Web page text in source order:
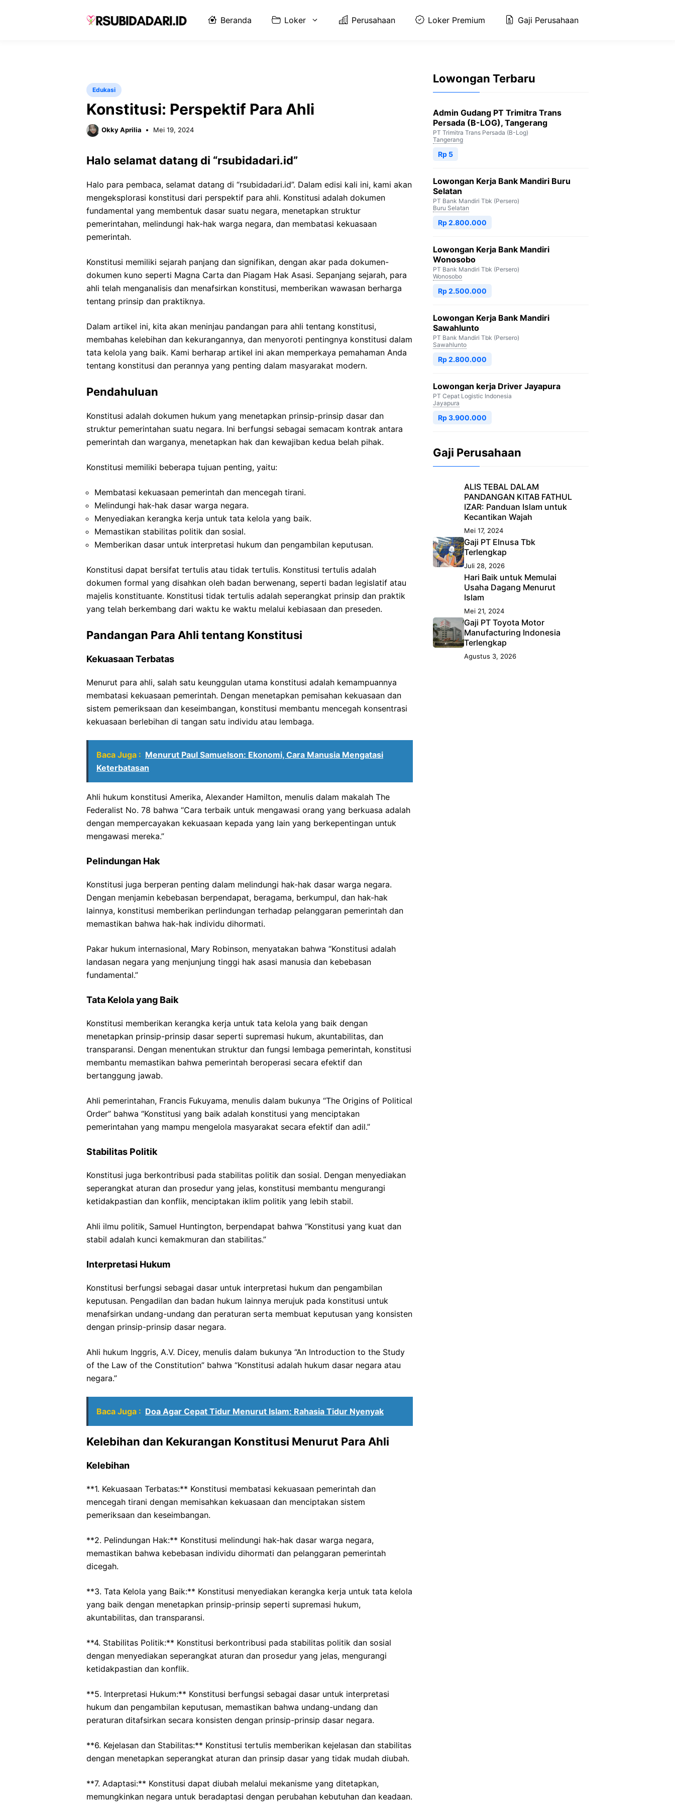
Beranda Loker Perusahaan Loker Premium Gaji Perusahaan
Edukasi
Konstitusi: Perspektif Para Ahli
Okky Aprilia Mei 19, 2024
Halo selamat datang di “rsubidadari.id”
Halo para pembaca, selamat datang di “rsubidadari.id”. Dalam edisi kali ini, kami akan
mengeksplorasi konstitusi dari perspektif para ahli. Konstitusi adalah dokumen
fundamental yang membentuk dasar suatu negara, menetapkan struktur
pemerintahan, melindungi hak-hak warga negara, dan membatasi kekuasaan
pemerintah.
Konstitusi memiliki sejarah panjang dan signifikan, dengan akar pada dokumen-
dokumen kuno seperti Magna Carta dan Piagam Hak Asasi. Sepanjang sejarah, para
ahli telah menganalisis dan menafsirkan konstitusi, memberikan wawasan berharga
tentang prinsip dan praktiknya.
Dalam artikel ini, kita akan meninjau pandangan para ahli tentang konstitusi,
membahas kelebihan dan kekurangannya, dan menyoroti pentingnya konstitusi dalam
tata kelola yang baik. Kami berharap artikel ini akan memperkaya pemahaman Anda
tentang konstitusi dan perannya yang penting dalam masyarakat modern.
Pendahuluan
Konstitusi adalah dokumen hukum yang menetapkan prinsip-prinsip dasar dan
struktur pemerintahan suatu negara. Ini berfungsi sebagai semacam kontrak antara
pemerintah dan warganya, menetapkan hak dan kewajiban kedua belah pihak.
Konstitusi memiliki beberapa tujuan penting, yaitu:
Membatasi kekuasaan pemerintah dan mencegah tirani.
Melindungi hak-hak dasar warga negara.
Menyediakan kerangka kerja untuk tata kelola yang baik.
Memastikan stabilitas politik dan sosial.
Memberikan dasar untuk interpretasi hukum dan pengambilan keputusan.
Konstitusi dapat bersifat tertulis atau tidak tertulis. Konstitusi tertulis adalah
dokumen formal yang disahkan oleh badan berwenang, seperti badan legislatif atau
majelis konstituante. Konstitusi tidak tertulis adalah seperangkat prinsip dan praktik
yang telah berkembang dari waktu ke waktu melalui kebiasaan dan preseden.
Pandangan Para Ahli tentang Konstitusi
Kekuasaan Terbatas
Menurut para ahli, salah satu keunggulan utama konstitusi adalah kemampuannya
membatasi kekuasaan pemerintah. Dengan menetapkan pemisahan kekuasaan dan
sistem pemeriksaan dan keseimbangan, konstitusi membantu mencegah konsentrasi
kekuasaan berlebihan di tangan satu individu atau lembaga.
Baca Juga : Menurut Paul Samuelson: Ekonomi, Cara Manusia Mengatasi
Keterbatasan
Ahli hukum konstitusi Amerika, Alexander Hamilton, menulis dalam makalah The
Federalist No. 78 bahwa “Cara terbaik untuk mengawasi orang yang berkuasa adalah
dengan mempercayakan kekuasaan kepada yang lain yang berkepentingan untuk
mengawasi mereka.”
Pelindungan Hak
Konstitusi juga berperan penting dalam melindungi hak-hak dasar warga negara.
Dengan menjamin kebebasan berpendapat, beragama, berkumpul, dan hak-hak
lainnya, konstitusi memberikan perlindungan terhadap pelanggaran pemerintah dan
memastikan bahwa hak-hak individu dihormati.
Pakar hukum internasional, Mary Robinson, menyatakan bahwa “Konstitusi adalah
landasan negara yang menjunjung tinggi hak asasi manusia dan kebebasan
fundamental.”
Tata Kelola yang Baik
Konstitusi memberikan kerangka kerja untuk tata kelola yang baik dengan
menetapkan prinsip-prinsip dasar seperti supremasi hukum, akuntabilitas, dan
transparansi. Dengan menentukan struktur dan fungsi lembaga pemerintah, konstitusi
membantu memastikan bahwa pemerintah beroperasi secara efektif dan
bertanggung jawab.
Ahli pemerintahan, Francis Fukuyama, menulis dalam bukunya “The Origins of Political
Order” bahwa “Konstitusi yang baik adalah konstitusi yang menciptakan
pemerintahan yang mampu mengelola masyarakat secara efektif dan adil.”
Stabilitas Politik
Konstitusi juga berkontribusi pada stabilitas politik dan sosial. Dengan menyediakan
seperangkat aturan dan prosedur yang jelas, konstitusi membantu mengurangi
ketidakpastian dan konflik, menciptakan iklim politik yang lebih stabil.
Ahli ilmu politik, Samuel Huntington, berpendapat bahwa “Konstitusi yang kuat dan
stabil adalah kunci kemakmuran dan stabilitas.”
Interpretasi Hukum
Konstitusi berfungsi sebagai dasar untuk interpretasi hukum dan pengambilan
keputusan. Pengadilan dan badan hukum lainnya merujuk pada konstitusi untuk
menafsirkan undang-undang dan peraturan serta membuat keputusan yang konsisten
dengan prinsip-prinsip dasar negara.
Ahli hukum Inggris, A.V. Dicey, menulis dalam bukunya “An Introduction to the Study
of the Law of the Constitution” bahwa “Konstitusi adalah hukum dasar negara atau
negara.”
Baca Juga : Doa Agar Cepat Tidur Menurut Islam: Rahasia Tidur Nyenyak
Kelebihan dan Kekurangan Konstitusi Menurut Para Ahli
Kelebihan
**1. Kekuasaan Terbatas:** Konstitusi membatasi kekuasaan pemerintah dan
mencegah tirani dengan memisahkan kekuasaan dan menciptakan sistem
pemeriksaan dan keseimbangan.
**2. Pelindungan Hak:** Konstitusi melindungi hak-hak dasar warga negara,
memastikan bahwa kebebasan individu dihormati dan pelanggaran pemerintah
dicegah.
**3. Tata Kelola yang Baik:** Konstitusi menyediakan kerangka kerja untuk tata kelola
yang baik dengan menetapkan prinsip-prinsip seperti supremasi hukum,
akuntabilitas, dan transparansi.
**4. Stabilitas Politik:** Konstitusi berkontribusi pada stabilitas politik dan sosial
dengan menyediakan seperangkat aturan dan prosedur yang jelas, mengurangi
ketidakpastian dan konflik.
**5. Interpretasi Hukum:** Konstitusi berfungsi sebagai dasar untuk interpretasi
hukum dan pengambilan keputusan, memastikan bahwa undang-undang dan
peraturan ditafsirkan secara konsisten dengan prinsip-prinsip dasar negara.
**6. Kejelasan dan Stabilitas:** Konstitusi tertulis memberikan kejelasan dan stabilitas
dengan menetapkan seperangkat aturan dan prinsip dasar yang tidak mudah diubah.
**7. Adaptasi:** Konstitusi dapat diubah melalui mekanisme yang ditetapkan,
memungkinkan negara untuk beradaptasi dengan perubahan kebutuhan dan keadaan.
Lowongan Terbaru
Admin Gudang PT Trimitra Trans
Persada (B-LOG), Tangerang
PT Trimitra Trans Persada (B-Log)
Tangerang
Rp 5
Lowongan Kerja Bank Mandiri Buru
Selatan
PT Bank Mandiri Tbk (Persero)
Buru Selatan
Rp 2.800.000
Lowongan Kerja Bank Mandiri
Wonosobo
PT Bank Mandiri Tbk (Persero)
Wonosobo
Rp 2.500.000
Lowongan Kerja Bank Mandiri
Sawahlunto
PT Bank Mandiri Tbk (Persero)
Sawahlunto
Rp 2.800.000
Lowongan kerja Driver Jayapura
PT Cepat Logistic Indonesia
Jayapura
Rp 3.900.000
Gaji Perusahaan
ALIS TEBAL DALAM
PANDANGAN KITAB FATHUL
IZAR: Panduan Islam untuk
Kecantikan Wajah
Mei 17, 2024
Gaji PT Elnusa Tbk
Terlengkap
Juli 28, 2026
Hari Baik untuk Memulai
Usaha Dagang Menurut
Islam
Mei 21, 2024
Gaji PT Toyota Motor
Manufacturing Indonesia
Terlengkap
Agustus 3, 2026